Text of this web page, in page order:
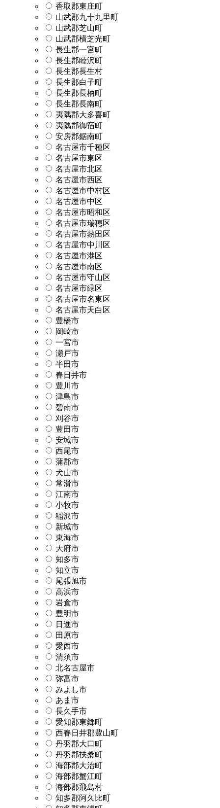
香取郡東庄町
山武郡九十九里町
山武郡芝山町
山武郡横芝光町
長生郡一宮町
長生郡睦沢町
長生郡長生村
長生郡白子町
長生郡長柄町
長生郡長南町
夷隅郡大多喜町
夷隅郡御宿町
安房郡鋸南町
名古屋市千種区
名古屋市東区
名古屋市北区
名古屋市西区
名古屋市中村区
名古屋市中区
名古屋市昭和区
名古屋市瑞穂区
名古屋市熱田区
名古屋市中川区
名古屋市港区
名古屋市南区
名古屋市守山区
名古屋市緑区
名古屋市名東区
名古屋市天白区
豊橋市
岡崎市
一宮市
瀬戸市
半田市
春日井市
豊川市
津島市
碧南市
刈谷市
豊田市
安城市
西尾市
蒲郡市
犬山市
常滑市
江南市
小牧市
稲沢市
新城市
東海市
大府市
知多市
知立市
尾張旭市
高浜市
岩倉市
豊明市
日進市
田原市
愛西市
清須市
北名古屋市
弥富市
みよし市
あま市
長久手市
愛知郡東郷町
西春日井郡豊山町
丹羽郡大口町
丹羽郡扶桑町
海部郡大治町
海部郡蟹江町
海部郡飛島村
知多郡阿久比町